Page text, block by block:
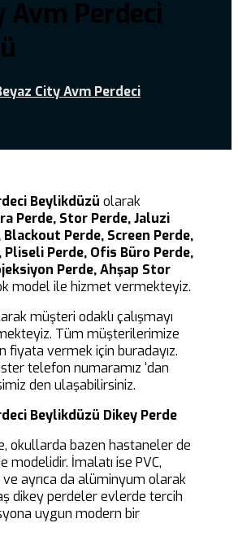
Avm Perdeci
City Avm Perdeci
Beylikdüzü olarak
Perde, Stor Perde, Jaluzi
Blackout Perde, Screen Perde,
Pliseli Perde, Ofis Büro Perde,
Perde, Ahşap Stor
model ile hizmet vermekteyiz.
müşteri odaklı çalışmayı
Tüm müşterilerimize
fiyata vermek için buradayız.
telefon numaramız ‘dan
den ulaşabilirsiniz.
Beylikdüzü Dikey Perde
okullarda bazen hastaneler de
modelidir. İmalatı ise PVC,
ayrıca da alüminyum olarak
dikey perdeler evlerde tercih
uygun modern bir